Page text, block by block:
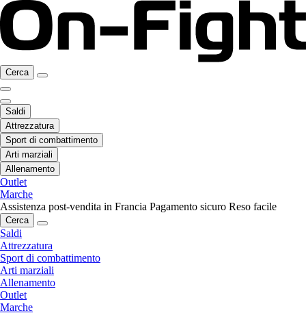
Cerca
Saldi
Attrezzatura
Sport di combattimento
Arti marziali
Allenamento
Outlet
Marche
Assistenza post-vendita in Francia Pagamento sicuro Reso facile
Cerca
Saldi
Attrezzatura
Sport di combattimento
Arti marziali
Allenamento
Outlet
Marche